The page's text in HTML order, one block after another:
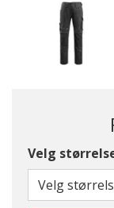
Velg
Velg